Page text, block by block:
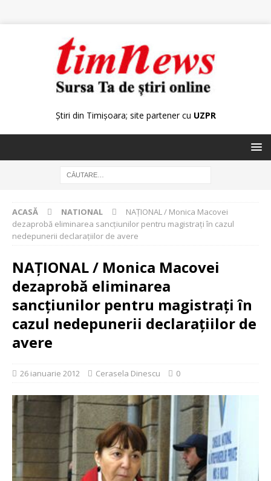
Știri din Timișoara; site partener cu UZPR
ACASĂ NATIONAL
NAŢIONAL / Monica Macovei
dezaprobă eliminarea sancţiunilor pentru magistraţi în cazul
nedepunerii declaraţiilor de avere
NAŢIONAL / Monica Macovei
dezaprobă eliminarea
sancţiunilor pentru magistraţi în
cazul nedepunerii declaraţiilor de
avere
26 ianuarie 2012 Cerasela Dinescu 0